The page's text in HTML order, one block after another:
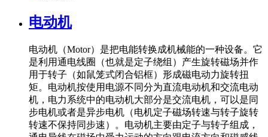
电动机
电动机（Motor）是把电能转换成机械能的一种设备。它
是利用通电线圈（也就是定子绕组）产生旋转磁场并作
用于转子（如鼠笼式闭合铝框）形成磁电动力旋转扭
矩。电动机按使用电源不同分为直流电动机和交流电动
机，电力系统中的电动机大部分是交流电机，可以是同
步电机或者是异步电机（电机定子磁场转速与转子旋转
转速不保持同步速）。电动机主要由定子与转子组成，